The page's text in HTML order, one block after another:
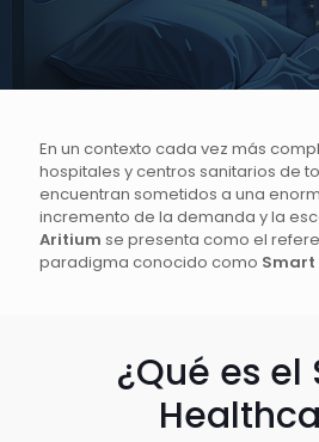
En un contexto cada vez más
hospitales y centros sanitarios de
encuentran sometidos a una
incremento de la demanda y la
Aritium se presenta como el
paradigma conocido como Smart
¿Qué es el